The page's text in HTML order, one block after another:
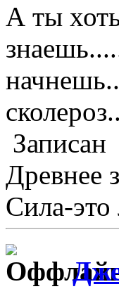
А ты
Записан
Древнее
Сила-